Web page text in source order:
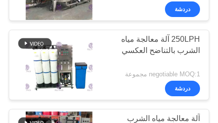
دردشة
250LPH آلة معالجة مياه
الشرب بالتناضح العكسي
negotiable MOQ:1 مجموعة
دردشة
آلة معالجة مياه الشرب